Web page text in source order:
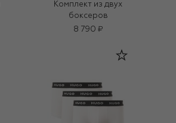
Комплект из двух
боксеров
8 790 ₽